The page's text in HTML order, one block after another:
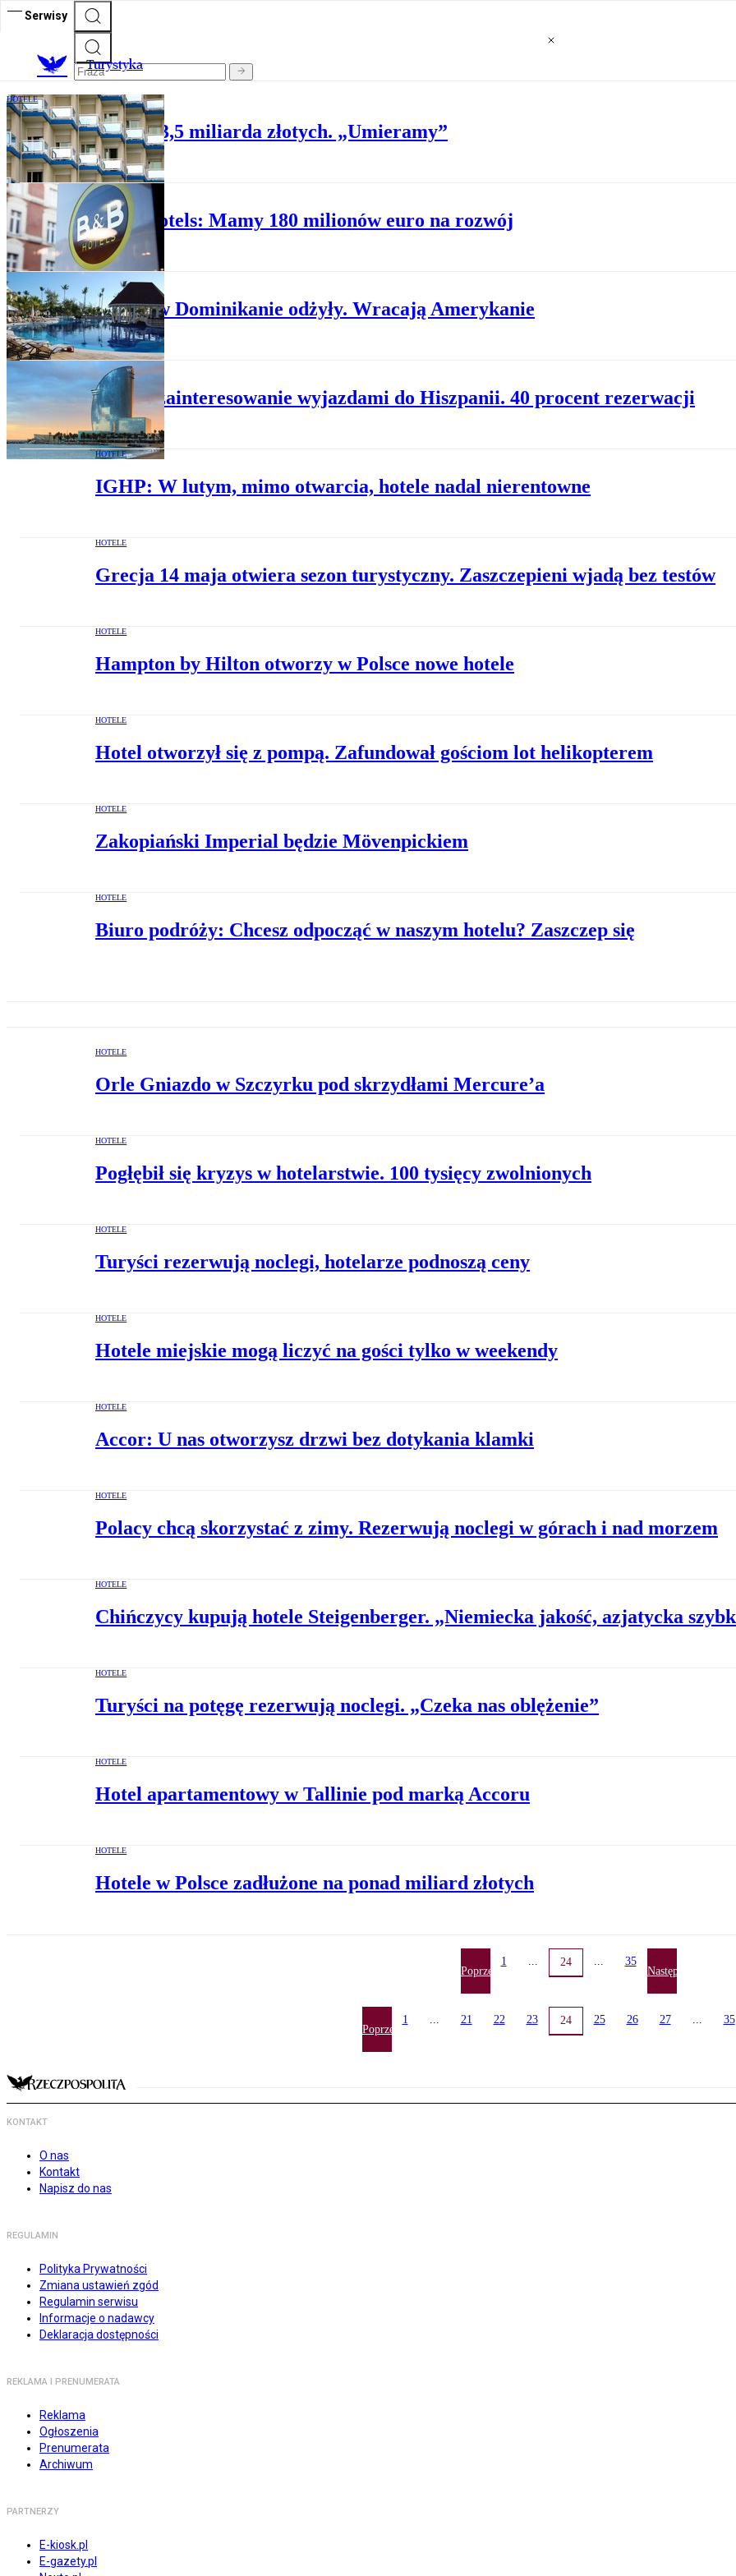
Serwisy
Turystyka
HOTELE
Hotelarze stracili 3,5 miliarda złotych. „Umieramy”
HOTELE
B&B Hotels: Mamy 180 milionów euro na rozwój
Hotele w Dominikanie odżyły. Wracają Amerykanie
HOTELE
Rośnie zainteresowanie wyjazdami do Hiszpanii. 40 procent rezerwacji
HOTELE
IGHP: W lutym, mimo otwarcia, hotele nadal nierentowne
HOTELE
Grecja 14 maja otwiera sezon turystyczny. Zaszczepieni wjadą bez testów
HOTELE
Hampton by Hilton otworzy w Polsce nowe hotele
HOTELE
Hotel otworzył się z pompą. Zafundował gościom lot helikopterem
HOTELE
Zakopiański Imperial będzie Mövenpickiem
HOTELE
Biuro podróży: Chcesz odpocząć w naszym hotelu? Zaszczep się
HOTELE
Orle Gniazdo w Szczyrku pod skrzydłami Mercure’a
HOTELE
Pogłębił się kryzys w hotelarstwie. 100 tysięcy zwolnionych
HOTELE
Turyści rezerwują noclegi, hotelarze podnoszą ceny
HOTELE
Hotele miejskie mogą liczyć na gości tylko w weekendy
HOTELE
Accor: U nas otworzysz drzwi bez dotykania klamki
HOTELE
Polacy chcą skorzystać z zimy. Rezerwują noclegi w górach i nad morzem
HOTELE
Chińczycy kupują hotele Steigenberger. „Niemiecka jakość, azjatycka
HOTELE
Turyści na potęgę rezerwują noclegi. „Czeka nas oblężenie”
HOTELE
Hotel apartamentowy w Tallinie pod marką Accoru
HOTELE
Hotele w Polsce zadłużone na ponad miliard złotych
Poprzednia
1 ... 24 ... 35
Następna
Poprzednia
1 ... 21 22 23 24 25 26 27 ... 35
KONTAKT
O nas
Kontakt
Napisz do nas
REGULAMIN
Polityka Prywatności
Zmiana ustawień zgód
Regulamin serwisu
Informacje o nadawcy
Deklaracja dostępności
REKLAMA I PRENUMERATA
Reklama
Ogłoszenia
Prenumerata
Archiwum
PARTNERZY
E-kiosk.pl
E-gazety.pl